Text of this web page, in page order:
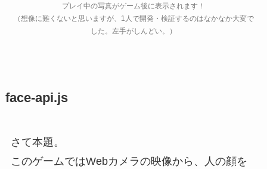
プレイ中の写真がゲーム後に表示されます！
（想像に難くないと思いますが、1人で開発・検証するのはなかなか大変で
した。左手がしんどい。）
face-api.js
さて本題。
このゲームではWebカメラの映像から、人の顔を